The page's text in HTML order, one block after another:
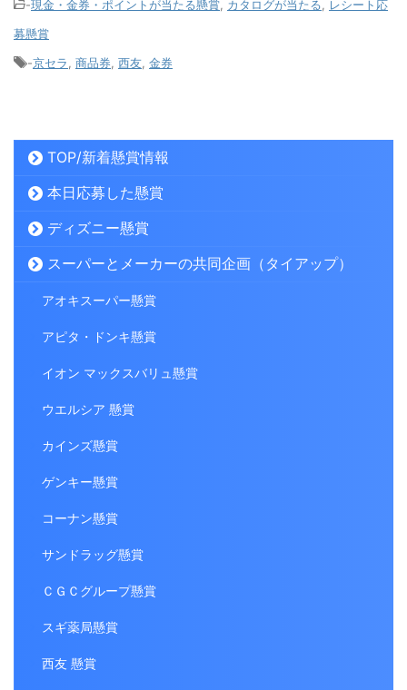
-現金・金券・ポイントが当たる懸賞 カタログが当たる
レシート応
募懸賞
-京セラ 商品券 西友 金券
TOP/新着懸賞情報
本日応募した懸賞
ディズニー懸賞
スーパーとメーカーの共同企画（タイアップ）
アオキスーパー懸賞
アピタ・ドンキ懸賞
イオン マックスバリュ懸賞
ウエルシア 懸賞
カインズ懸賞
ゲンキー懸賞
コーナン懸賞
サンドラッグ懸賞
ＣＧＣグループ懸賞
スギ薬局懸賞
西友 懸賞